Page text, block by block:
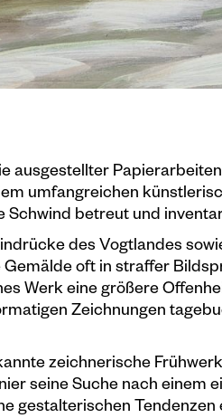
ausgestellter
umfangreichen
Schwind betreut und
des Vogtlandes
oft in straffer
Werk eine größere
Zeichnungen
zeichnerische
seine Suche nach einem
gestalterischen Tendenzen